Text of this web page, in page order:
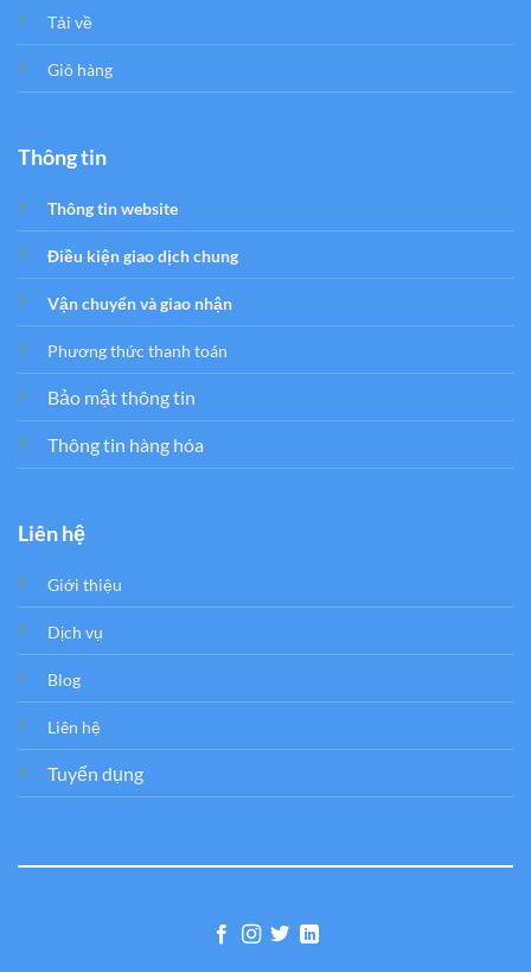
Tải về
Giỏ hàng
Thông tin
Thông tin website
Điều kiện giao dịch chung
Vận chuyển và giao nhận
Phương thức thanh toán
Bảo mật thông tin
Thông tin hàng hóa
Liên hệ
Giới thiệu
Dịch vụ
Blog
Liên hệ
Tuyển dụng